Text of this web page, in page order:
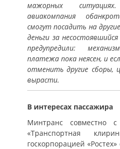
мажорных
авиакомпания
смогут посадить на
деньги за
предупредили:
платежа пока неясен, и
отменить другие сборы,
вырасти.
В интересах пассажира
Минтранс совместно
«Транспортная
госкорпорацией